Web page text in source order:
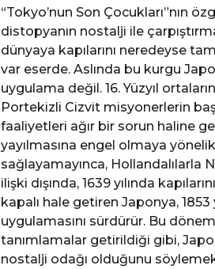
“Tokyo’nun Son Çocukları”nın
distopyanın nostalji ile
dünyaya kapılarını neredeyse
var eserde. Aslında bu kurgu
uygulama değil. 16. Yüzyıl
Portekizli Cizvit misyonerlerin
faaliyetleri ağır bir sorun haline
yayılmasına engel olmaya
sağlayamayınca, Hollandalılarla
ilişki dışında, 1639 yılında
kapalı hale getiren Japonya, 1853
uygulamasını sürdürür. Bu
tanımlamalar getirildiği gibi,
nostalji odağı olduğunu